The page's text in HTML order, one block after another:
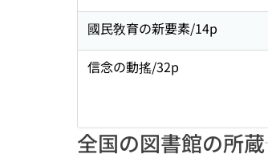
國民敎育の新要素/14p
信念の動搖/32p
全国の図書館の所蔵